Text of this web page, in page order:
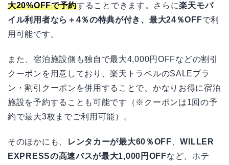
大20%OFFで予約することできます。さらに楽天モバ
イル利用者なら＋4％の特典が付き、最大24％OFFで利
用可能です。
また、宿泊施設側も独自で最大4,000円OFFなどの割引
クーポンを用意しており、楽天トラベルのSALEプラ
ン・割引クーポンを併用することで、かなりお得に宿泊
施設を予約することも可能です（※クーポンは1回の予
約で最大3枚までご利用可能）。
そのほかにも、 レンタカーが最大60％OFF 、WILLER
EXPRESSの高速バスが最大1,000円OFFなど、ホテ